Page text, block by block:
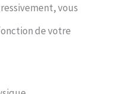
vous
de votre